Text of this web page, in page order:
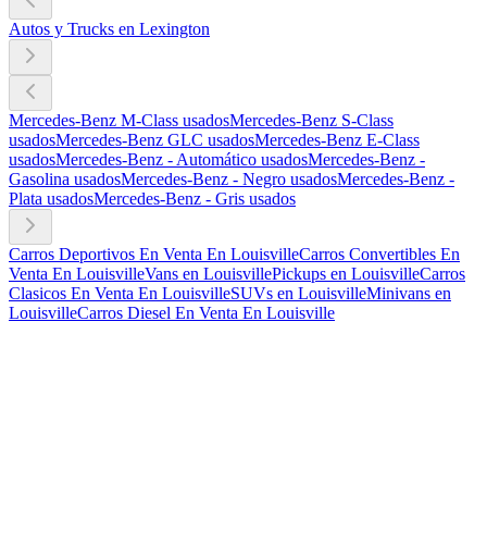
Autos y Trucks en Lexington
Mercedes-Benz M-Class usadosMercedes-Benz S-Class
usadosMercedes-Benz GLC usadosMercedes-Benz E-Class
usadosMercedes-Benz - Automático usadosMercedes-Benz -
Gasolina usadosMercedes-Benz - Negro usadosMercedes-Benz -
Plata usadosMercedes-Benz - Gris usados
Carros Deportivos En Venta En LouisvilleCarros Convertibles En
Venta En LouisvilleVans en LouisvillePickups en LouisvilleCarros
Clasicos En Venta En LouisvilleSUVs en LouisvilleMinivans en
LouisvilleCarros Diesel En Venta En Louisville